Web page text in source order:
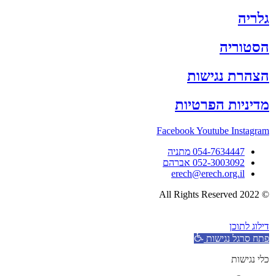
גלריה
הסטוריה
הצהרת נגישות
מדיניות הפרטיות
FacebookYoutube Instagram
054-7634447 מתניה
052-3003092 אברהם
erech@erech.org.il
© 2022 All Rights Reserved
דילוג לתוכן
פתח סרגל נגישות
כלי נגישות